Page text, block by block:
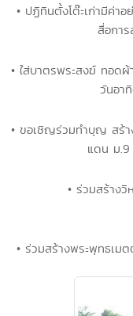
• ปฏิทินตั้งโต๊ะเก่ามีค่า
สื่อกา
• ใส่บาตรพระสงฆ์ ทอด
วันอา
• ขอเชิญร่วมทำบุญ สร้
แดน ม
• ร่วมสร้าง
• ร่วมสร้างพระพุทธเม